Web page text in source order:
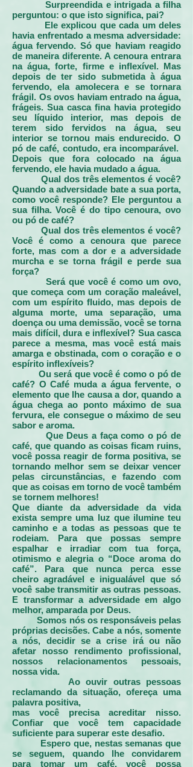
Surpreendida e intrigada a filha
perguntou: o que isto significa, pai?
Ele explicou que cada um deles
havia enfrentado a mesma adversidade:
água fervendo. Só que haviam reagido
de maneira diferente. A cenoura entrara
na água, forte, firme e inflexível. Mas
depois de ter sido submetida à água
fervendo, ela amolecera e se tornara
frágil. Os ovos haviam entrado na água,
frágeis. Sua casca fina havia protegido
seu líquido interior, mas depois de
terem sido fervidos na água, seu
interior se tornou mais endurecido. O
pó de café, contudo, era incomparável.
Depois que fora colocado na água
fervendo, ele havia mudado a água.
Qual dos três elementos é você?
Quando a adversidade bate a sua porta,
como você responde? Ele perguntou a
sua filha. Você é do tipo cenoura, ovo
ou pó de café?
Qual dos três elementos é você?
Você é como a cenoura que parece
forte, mas com a dor e a adversidade
murcha e se torna frágil e perde sua
força?
Será que você é como um ovo,
que começa com um coração maleável,
com um espírito fluido, mas depois de
alguma morte, uma separação, uma
doença ou uma demissão, você se torna
mais difícil, dura e inflexível? Sua casca
parece a mesma, mas você está mais
amarga e obstinada, com o coração e o
espírito inflexíveis?
Ou será que você é como o pó de
café? O Café muda a água fervente, o
elemento que lhe causa a dor, quando a
água chega ao ponto máximo de sua
fervura, ele consegue o máximo de seu
sabor e aroma.
Que Deus a faça como o pó de
café, que quando as coisas ficam ruins,
você possa reagir de forma positiva, se
tornando melhor sem se deixar vencer
pelas circunstâncias, e fazendo com
que as coisas em torno de você também
se tornem melhores!
Que diante da adversidade da vida
exista sempre uma luz que ilumine teu
caminho e a todas as pessoas que te
rodeiam. Para que possas sempre
espalhar e irradiar com tua força,
otimismo e alegria o “Doce aroma do
café”. Para que nunca perca esse
cheiro agradável e inigualável que só
você sabe transmitir as outras pessoas.
E transformar a adversidade em algo
melhor, amparada por Deus.
Somos nós os responsáveis pelas
próprias decisões. Cabe a nós, somente
a nós, decidir se a crise irá ou não
afetar nosso rendimento profissional,
nossos relacionamentos pessoais,
nossa vida.
Ao ouvir outras pessoas
reclamando da situação, ofereça uma
palavra positiva,
mas você precisa acreditar nisso.
Confiar que você tem capacidade
suficiente para superar este desafio.
Espero que, nestas semanas que
se seguem, quando lhe convidarem
para tomar um café, você possa